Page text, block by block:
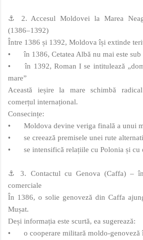
⚓ 2. Accesul Moldovei la Marea
(1386–1392)
Între 1386 și 1392, Moldova își extinde
•
în 1386, Cetatea Albă nu mai este
•
în 1392, Roman I se intitulează
mare”
Această ieșire la mare schimbă
comerțul internațional.
Consecințe:
•
Moldova devine veriga finală a unui
•
se creează premisele unei rute
•
se intensifică relațiile cu Polonia și cu
⚓ 3. Contactul cu Genova (Caffa) –
comerciale
În 1386, o solie genoveză din Caffa
Mușat.
Deși informația este scurtă, ea sugerează:
•
o cooperare militară